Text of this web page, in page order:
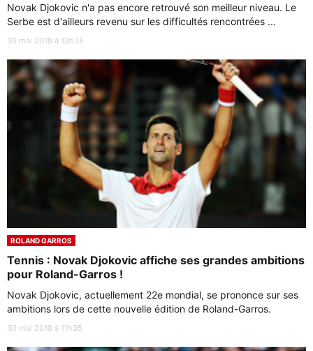
Novak Djokovic n'a pas encore retrouvé son meilleur niveau. Le
Serbe est d'ailleurs revenu sur les difficultés rencontrées ...
30 mai 2018 à 13h35
ROLAND GARROS
Tennis : Novak Djokovic affiche ses grandes ambitions
pour Roland-Garros !
Novak Djokovic, actuellement 22e mondial, se prononce sur ses
ambitions lors de cette nouvelle édition de Roland-Garros.
30 mai 2018 à 11h35